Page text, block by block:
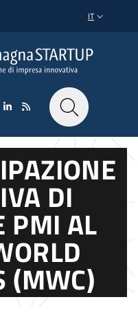
SELETTORE
IT
DI
PMI AL
(MWC)